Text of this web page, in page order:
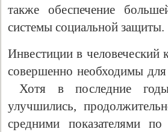
также обеспечение
системы социальной защиты.
Инвестиции в
совершенно необходимы
Хотя в последние годы
улучшились,
средними показателями